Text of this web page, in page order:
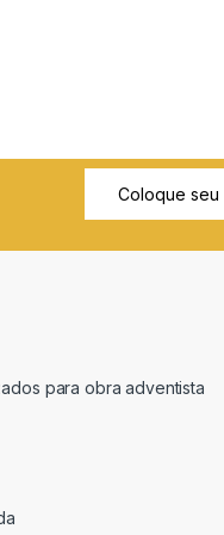
para obra adventista